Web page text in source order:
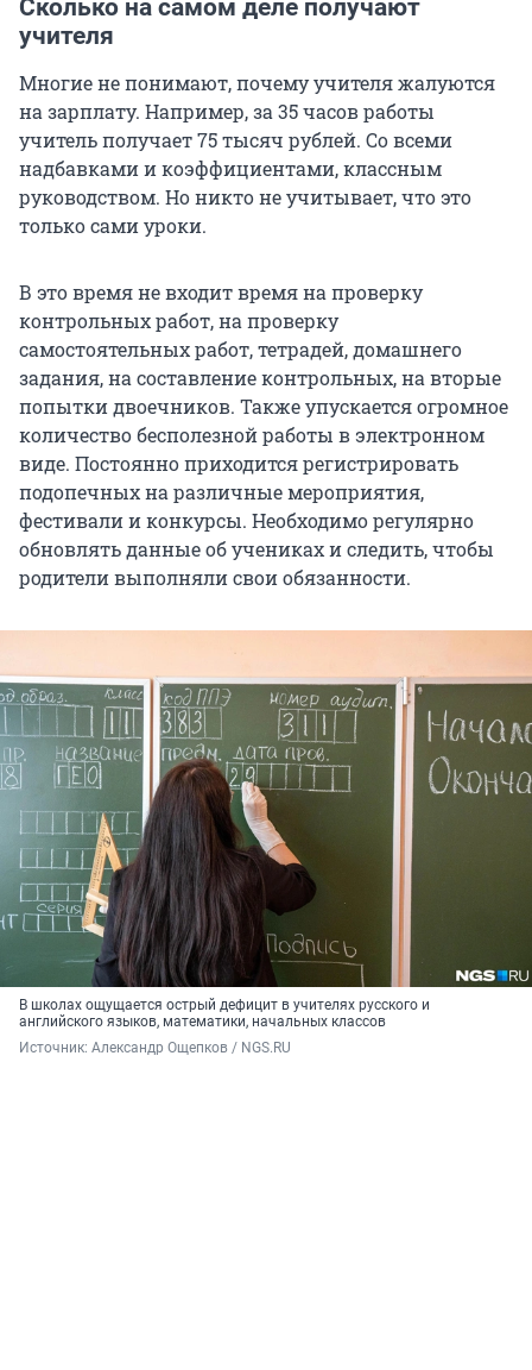
Сколько на самом деле получают
учителя
Многие не понимают, почему учителя жалуются
на зарплату. Например, за 35 часов работы
учитель получает 75 тысяч рублей. Со всеми
надбавками и коэффициентами, классным
руководством. Но никто не учитывает, что это
только сами уроки.
В это время не входит время на проверку
контрольных работ, на проверку
самостоятельных работ, тетрадей, домашнего
задания, на составление контрольных, на вторые
попытки двоечников. Также упускается огромное
количество бесполезной работы в электронном
виде. Постоянно приходится регистрировать
подопечных на различные мероприятия,
фестивали и конкурсы. Необходимо регулярно
обновлять данные об учениках и следить, чтобы
родители выполняли свои обязанности.
В школах ощущается острый дефицит в учителях русского и
английского языков, математики, начальных классов
Источник: Александр Ощепков / NGS.RU